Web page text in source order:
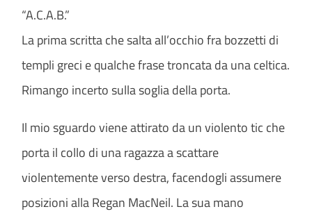
“A.C.A.B.”
La prima scritta che salta all’occhio fra bozzetti di
templi greci e qualche frase troncata da una celtica.
Rimango incerto sulla soglia della porta.
Il mio sguardo viene attirato da un violento tic che
porta il collo di una ragazza a scattare
violentemente verso destra, facendogli assumere
posizioni alla Regan MacNeil. La sua mano